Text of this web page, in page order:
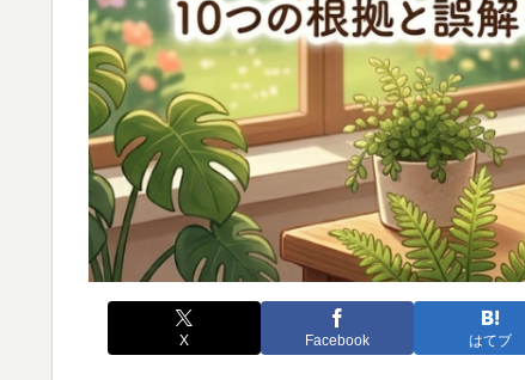
X Facebook はてブ